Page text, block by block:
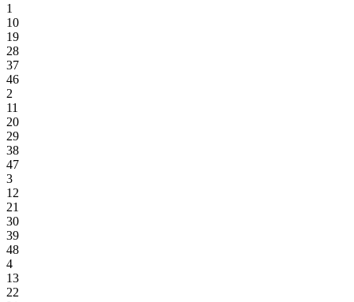
1
10
19
28
37
46
2
11
20
29
38
47
3
12
21
30
39
48
4
13
22